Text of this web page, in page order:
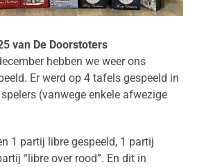
van De Doorstoters
hebben we weer ons
Er werd op 4 tafels gespeeld in
(vanwege enkele afwezige
1 partij libre gespeeld, 1 partij
“libre over rood”. En dit in